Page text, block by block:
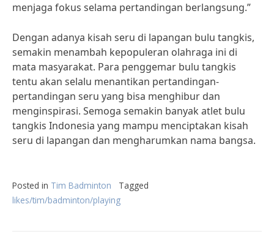
menjaga fokus selama pertandingan berlangsung.”
Dengan adanya kisah seru di lapangan bulu tangkis,
semakin menambah kepopuleran olahraga ini di
mata masyarakat. Para penggemar bulu tangkis
tentu akan selalu menantikan pertandingan-
pertandingan seru yang bisa menghibur dan
menginspirasi. Semoga semakin banyak atlet bulu
tangkis Indonesia yang mampu menciptakan kisah
seru di lapangan dan mengharumkan nama bangsa.
Posted in Tim Badminton
Tagged
likes/tim/badminton/playing